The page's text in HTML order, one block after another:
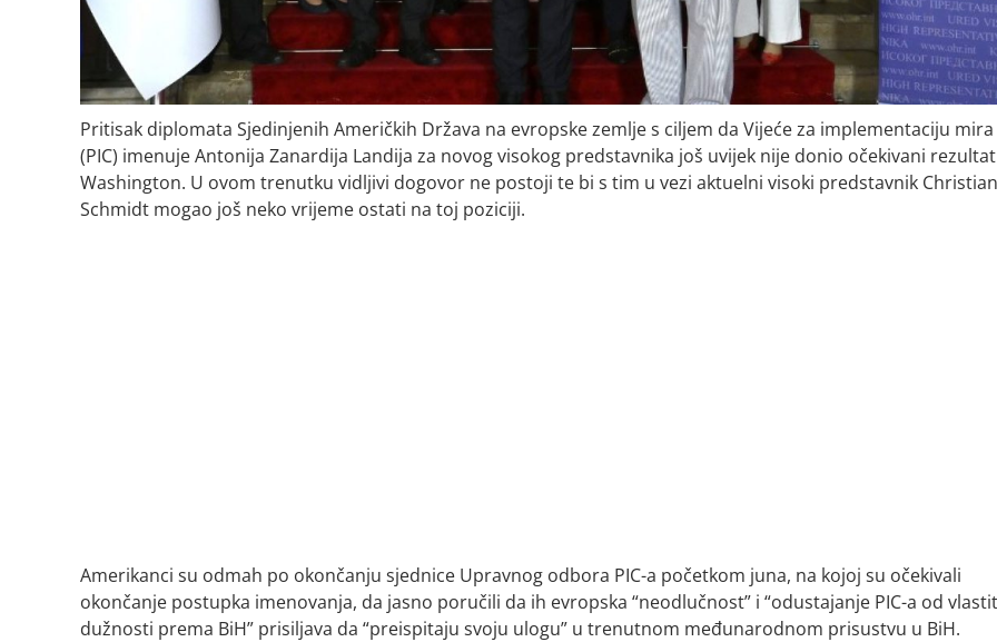
Pritisak diplomata Sjedinjenih Američkih Država na evropske zemlje s ciljem da Vijeće za implementaciju mira
(PIC) imenuje Antonija Zanardija Landija za novog visokog predstavnika još uvijek nije donio očekivani
Washington. U ovom trenutku vidljivi dogovor ne postoji te bi s tim u vezi aktuelni visoki predstavnik Christian
Schmidt mogao još neko vrijeme ostati na toj poziciji.
Amerikanci su odmah po okončanju sjednice Upravnog odbora PIC-a početkom juna, na kojoj su očekivali
okončanje postupka imenovanja, da jasno poručili da ih evropska “neodlučnost” i “odustajanje PIC-a od
dužnosti prema BiH” prisiljava da “preispitaju svoju ulogu” u trenutnom međunarodnom prisustvu u BiH.